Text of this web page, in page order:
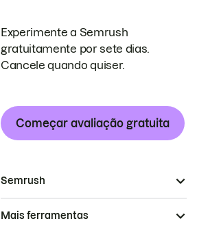
Experimente a Semrush
gratuitamente por sete dias.
Cancele quando quiser.
Começar avaliação gratuita
Semrush
Mais ferramentas